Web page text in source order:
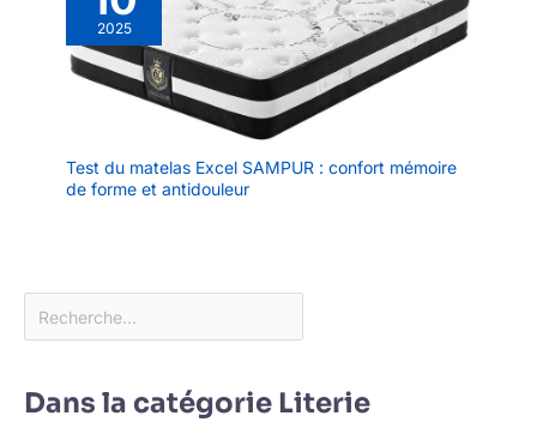
2025
Test du matelas Excel SAMPUR : confort mémoire
de forme et antidouleur
Dans la catégorie Literie